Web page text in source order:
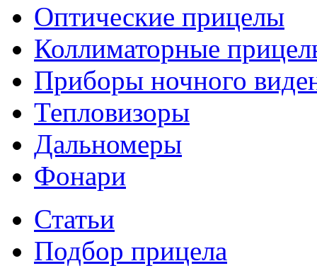
Оптические прицелы
Коллиматорные
Приборы ночного
Тепловизоры
Дальномеры
Фонари
Статьи
Подбор прицела